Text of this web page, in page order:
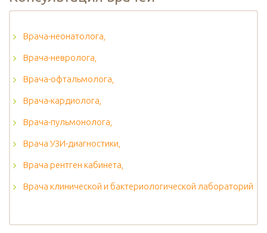
Врача-неонатолога,
Врача-невролога,
Врача-офтальмолога,
Врача-кардиолога,
Врача-пульмонолога,
Врача УЗИ-диагностики,
Врача рентген кабинета,
Врача клинической и бактериологической лабораторий